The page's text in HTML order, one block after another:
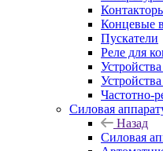
Концевые
Пускатели
Реле для
Частотно-
Силовая
Назад
Силовая